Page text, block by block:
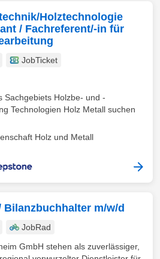
Holztechnologie
/ Fachreferent/-in für
JobTicket
Sachgebiets Holzbe- und -
Technologien Holz Metall suchen
Holz und Metall
Bilanzbuchhalter m/w/d
JobRad
GmbH stehen als zuverlässiger,